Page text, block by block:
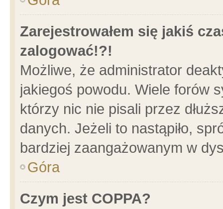
Zarejestrowałem się jakiś
zalogować!?!
Możliwe, że administrator
jakiegoś powodu. Wiele forów
którzy nic nie pisali przez
danych. Jeżeli to nastąpiło,
bardziej zaangażowanym w
Góra
Czym jest COPPA?